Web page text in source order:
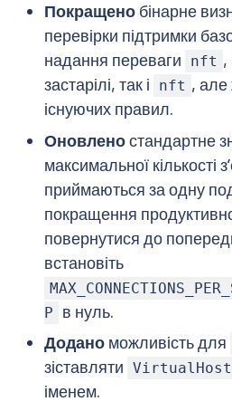
Покращенобінарне
перевірки підтримки
надання переваги
nft ,
застарілі, так і
nft , але
існуючих правил.
Оновленостандартне
максимальної кількості
приймаються за одну
покращення
повернутися до
встановіть
P
в нуль.
Доданоможливість для
зіставляти VirtualHost
іменем.